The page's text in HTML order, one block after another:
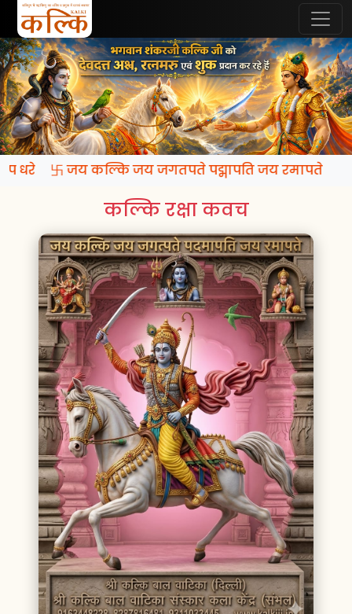
धरे 卐 जय कल्कि जय जगतपते पद्मापति जय रमापते
कल्कि रक्षा कवच